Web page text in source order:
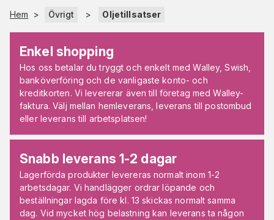
Hem > Övrigt > Oljetillsatser
Enkel shopping
Hos oss betalar du tryggt och enkelt med Walley, Swish,
banköverföring och de vanligaste konto- och
kreditkorten. Vi levererar även till företag med Walley-
faktura. Välj mellan hemleverans, leverans till postombud
eller leverans till arbetsplatsen!
Snabb leverans 1-2 dagar
Lagerförda produkter levereras normalt inom 1-2
arbetsdagar. Vi handlägger ordrar löpande och
beställningar lagda före kl. 13 skickas normalt samma
dag. Vid mycket hög belastning kan leverans ta någon